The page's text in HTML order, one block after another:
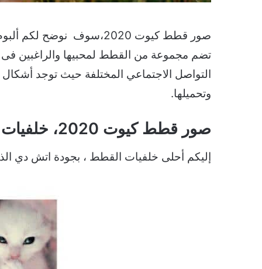
صور قطط كيوت 2020،سوف
تضم مجموعة من القطط لمحبيها والراغبين فى
التواصل الاجتماعي المختلفة حيث توجد
وتحميلها.
صور قطط كيوت 2020، خلفيات القطط بجودة اتش دي
إليكم أحلى خلفيات القطط ، بجودة اتش دي